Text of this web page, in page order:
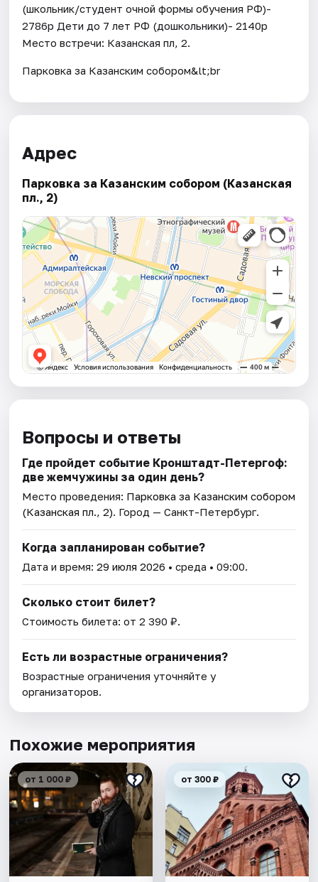
(школьник/студент очной формы обучения РФ)-
2786р Дети до 7 лет РФ (дошкольники)- 2140р
Место встречи: Казанская пл, 2.
Парковка за Казанским собором&lt;br
Адрес
Парковка за Казанским собором (Казанская
пл., 2)
Вопросы и ответы
Где пройдет событие ​​​​​​​Кронштадт-Петергоф:
две жемчужины за один день?
Место проведения: Парковка за Казанским собором
(Казанская пл., 2). Город — Санкт-Петербург.
Когда запланирован событие?
Дата и время:29 июля 2026 • среда • 09:00.
Сколько стоит билет?
Стоимость билета: от 2 390 ₽.
Есть ли возрастные ограничения?
Возрастные ограничения уточняйте у
организаторов.
Похожие мероприятия
от 1 000 ₽ от 300 ₽